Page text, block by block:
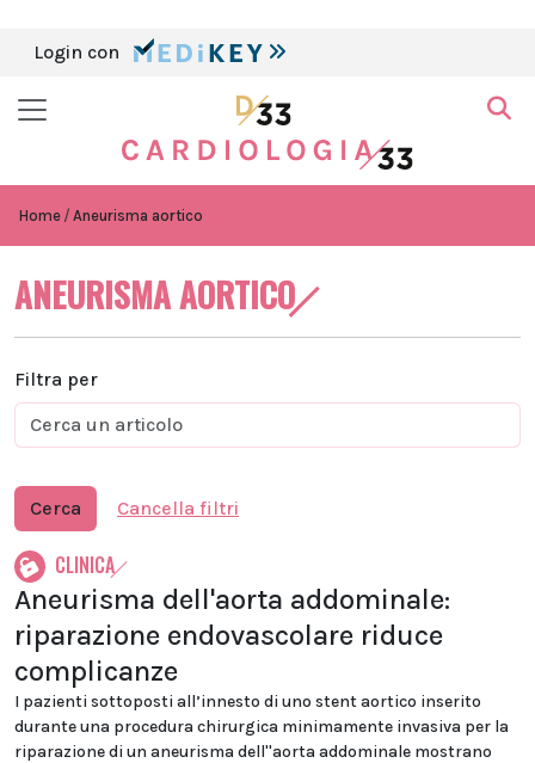
Login con
Home Aneurisma aortico
ANEURISMA AORTICO
Filtra per
Cerca Cancella filtri
CLINICA
Aneurisma dell'aorta addominale:
riparazione endovascolare riduce
complicanze
I pazienti sottoposti all’innesto di uno stent aortico inserito
durante una procedura chirurgica minimamente invasiva per la
riparazione di un aneurisma dell''aorta addominale mostrano